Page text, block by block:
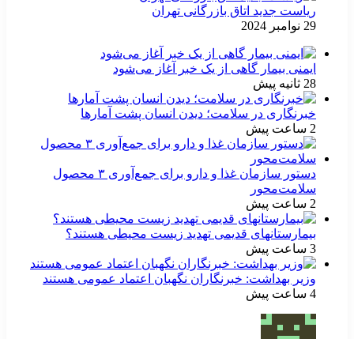
ریاست جدید اتاق بازرگانی تهران
29 نوامبر 2024
ایمنی بیمار گاهی از یک خبر آغاز می‌شود
28 ثانیه پیش
خبرنگاری در سلامت؛ دیدن انسان پشت آمارها
2 ساعت پیش
دستور سازمان غذا و دارو برای جمع‌آوری ۳ محصول
سلامت‌محور
2 ساعت پیش
بیمارستانهای قدیمی تهدید زیست محیطی هستند؟
3 ساعت پیش
وزیر بهداشت: خبرنگاران نگهبان اعتماد عمومی هستند
4 ساعت پیش